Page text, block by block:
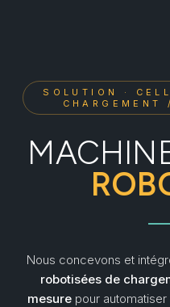
SOLUTION ·
CHARGEMENT
Nous concevons et
robotisées de
mesurepour